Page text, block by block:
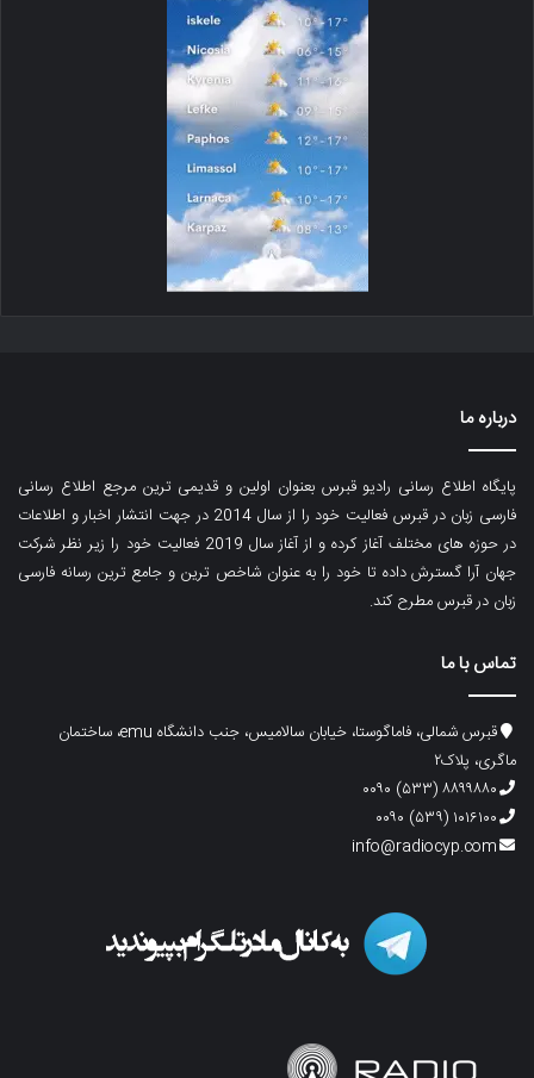
درباره ما
پایگاه اطلاع رسانی رادیو قبرس بعنوان اولین و قدیمی ترین مرجع اطلاع رسانی
فارسی زبان در قبرس فعالیت خود را از سال 2014 در جهت انتشار اخبار و اطلاعات
در حوزه های مختلف آغاز کرده و از آغاز سال 2019 فعالیت خود را زیر نظر شرکت
جهان آرا گسترش داده تا خود را به عنوان شاخص ترین و جامع ترین رسانه فارسی
زبان در قبرس مطرح کند.
تماس با ما
قبرس شمالی، فاماگوستا، خیابان سالامیس، جنب دانشگاه emu، ساختمان
ماگری، پلاک۲
۸۸۹۹۸۸۰ (۵۳۳) ۰۰۹۰
۱۰۱۶۱۰۰ (۵۳۹) ۰۰۹۰
info@radiocyp.com